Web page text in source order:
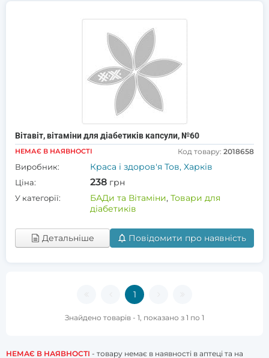
Вітавіт, вітаміни для діабетиків капсули, №60
НЕМАЄ В НАЯВНОСТІ Код товару: 2018658
Виробник: Краса і здоров'я Тов, Харків
Ціна: 238 грн
У категорії: БАДи та Вітаміни, Товари для
діабетиків
Детальніше Повідомити про наявність
1
Знайдено товарів - 1, показано з 1 по 1
НЕМАЄ В НАЯВНОСТІ - товару немає в наявності в аптеці та на